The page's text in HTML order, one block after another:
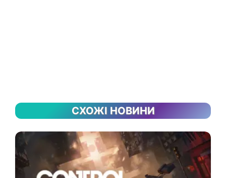
СХОЖІ НОВИНИ